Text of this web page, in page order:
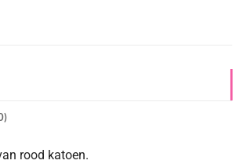
rood katoen.